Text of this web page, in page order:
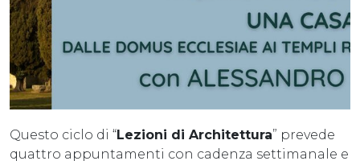
Questo ciclo di “Lezioni di Architettura” prevede
quattro appuntamenti con cadenza settimanale e